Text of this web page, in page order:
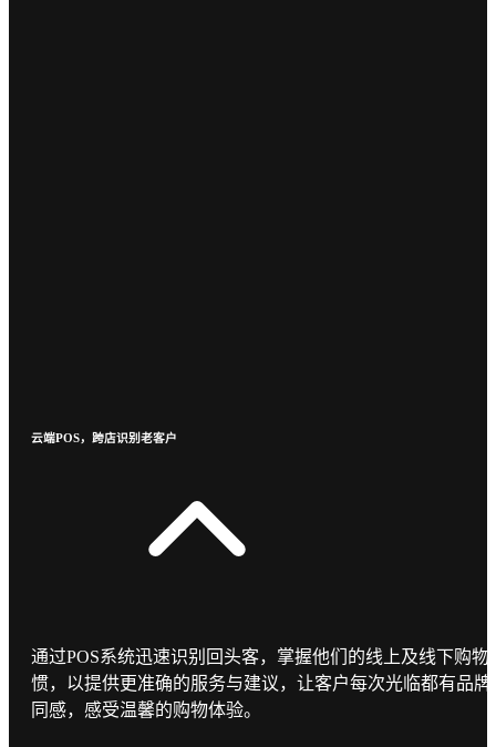
云端POS，跨店识别老客户
通过POS系统迅速识别回头客，掌握他们的线上及线下购物
惯，以提供更准确的服务与建议，让客户每次光临都有品牌
同感，感受温馨的购物体验。